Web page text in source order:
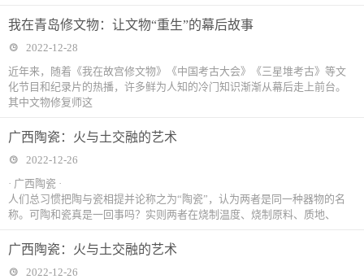
我在青岛修文物：让文物“重生”的幕后故事
2022-12-28
近年来，随着《我在故宫修文物》《中国考古大会》《三星堆考古》等文
化节目和纪录片的热播，许多鲜为人知的冷门知识渐渐从幕后走上前台。
其中文物修复师这
广西陶瓷：火与土交融的艺术
2022-12-26
· 广西陶瓷 ·
人们总习惯把陶与瓷相提并论称之为“陶瓷”，认为两者是同一种器物的名
称。可陶和瓷真是一回事吗？实则两者在烧制温度、烧制原料、质地、
广西陶瓷：火与土交融的艺术
2022-12-26